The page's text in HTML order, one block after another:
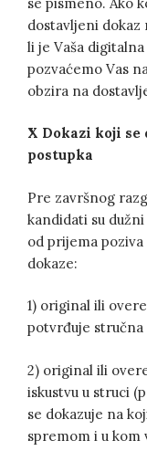
dostavljeni dokaz
li je Vaša
pozvaćemo Vas
obzira na
X Dokazi koji
postupka
Pre završnog
kandidati su
od prijema poziva
dokaze:
1) original ili
potvrđuje stručna
2) original ili
iskustvu u struci
se dokazuje na
spremom i u